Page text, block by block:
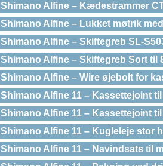
Shimano Alfine – Kædestrammer
Shimano Alfine – Lukket møtrik
Shimano Alfine – Skiftegreb SL-
Shimano Alfine – Skiftegreb Sort til
Shimano Alfine – Wire øjebolt for
Shimano Alfine 11 – Kassettejoint
Shimano Alfine 11 – Kassettejoint
Shimano Alfine 11 – Kugleleje stor
Shimano Alfine 11 – Navindsats til